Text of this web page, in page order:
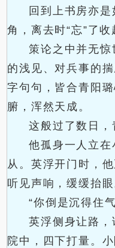
回到上书房亦
角，离去时“忘”了收
策论之中并无
的浅见、对兵事的
字句句，皆合青阳
腑，浑然天成。
这般过了数日，
他孤身一人立
从。英浮开门时，
听见声响，缓缓抬眼
“你倒是沉得住
英浮侧身让路
院中，四下打量。